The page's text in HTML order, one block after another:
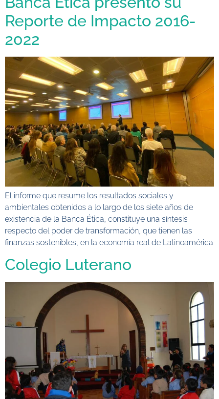
Reporte de Impacto 2016-
2022
El informe que resume los resultados sociales y
ambientales obtenidos a lo largo de los siete años de
existencia de la Banca Ética, constituye una síntesis
respecto del poder de transformación, que tienen las
finanzas sostenibles, en la economía real de Latinoamérica
Colegio Luterano